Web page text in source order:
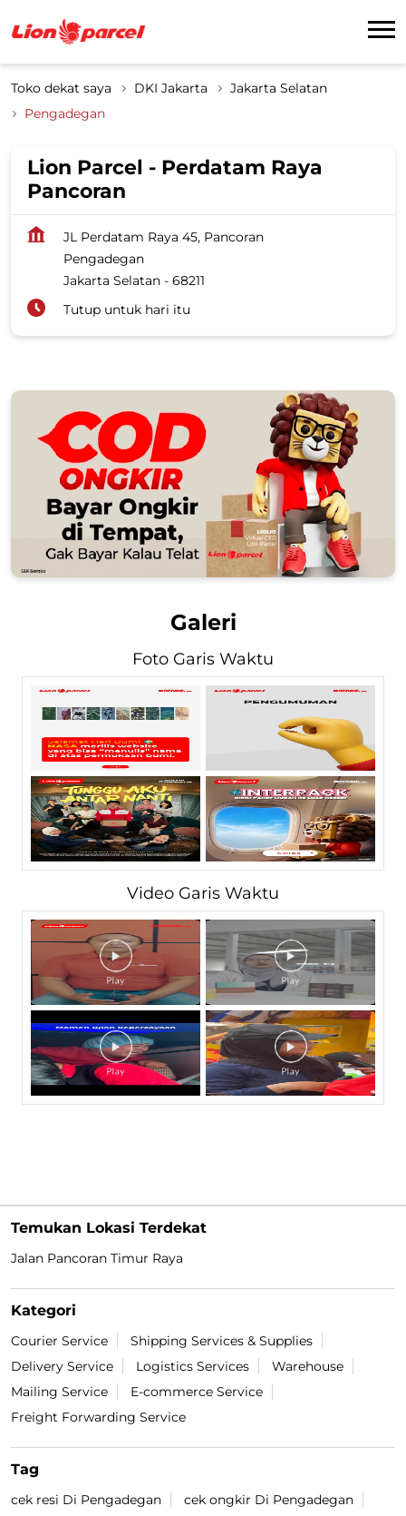
Toko dekat saya DKI Jakarta
Jakarta Selatan
Pengadegan
Lion Parcel - Perdatam Raya
Pancoran
JL Perdatam Raya 45, Pancoran
Pengadegan
Jakarta Selatan - 68211
Tutup untuk hari itu
Galeri
Foto Garis Waktu
Video Garis Waktu
Temukan Lokasi Terdekat
Jalan Pancoran Timur Raya
Kategori
Courier Service
Shipping Services & Supplies
Delivery Service
Logistics Services
Warehouse
Mailing Service
E-commerce Service
Freight Forwarding Service
Tag
cek resi Di Pengadegan
cek ongkir Di Pengadegan